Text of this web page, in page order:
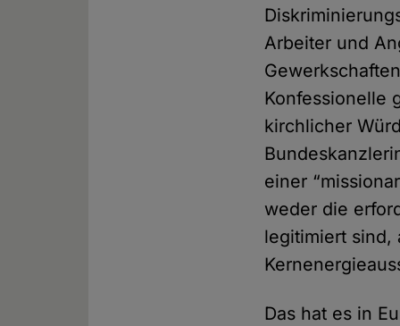
Arbeiter und
Konfessionelle
kirchlicher
einer
weder die
legitimiert sind,
Das hat es in